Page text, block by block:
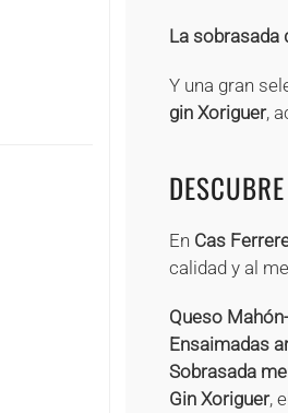
La sobrasada
Y una gran
gin Xoriguer,
En Cas
calidad y al
Queso
Ensaimadas
Sobrasada
Gin Xoriguer,